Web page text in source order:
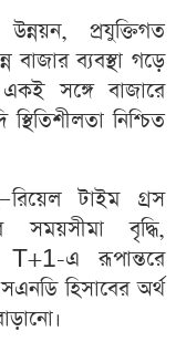
প্রযুক্তিগত
বাজার ব্যবস্থা গড়ে
সঙ্গে বাজারে
স্থিতিশীলতা নিশ্চিত
টাইম গ্রস
সময়সীমা বৃদ্ধি,
T+1-এ রূপান্তরে
হিসাবের অর্থ